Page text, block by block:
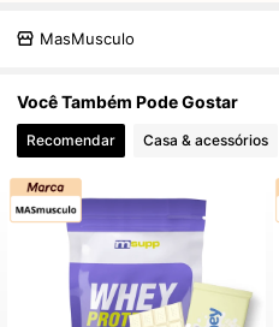
MasMusculo
Você Também Pode Gostar
Recomendar Casa & acessórios